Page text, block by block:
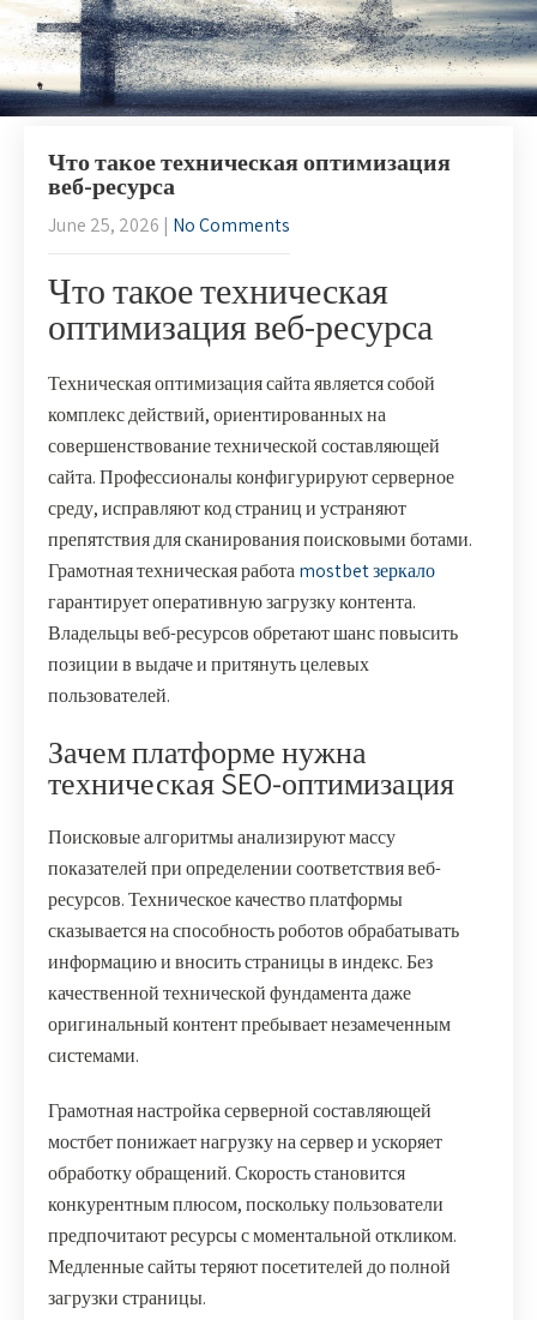
Что такое техническая оптимизация
веб-ресурса
June 25, 2026 | No Comments
Что такое техническая
оптимизация веб-ресурса
Техническая оптимизация сайта является собой
комплекс действий, ориентированных на
совершенствование технической составляющей
сайта. Профессионалы конфигурируют серверное
среду, исправляют код страниц и устраняют
препятствия для сканирования поисковыми ботами.
Грамотная техническая работаmostbet зеркало
гарантирует оперативную загрузку контента.
Владельцы веб-ресурсов обретают шанс повысить
позиции в выдаче и притянуть целевых
пользователей.
Зачем платформе нужна
техническая SEO-оптимизация
Поисковые алгоритмы анализируют массу
показателей при определении соответствия веб-
ресурсов. Техническое качество платформы
сказывается на способность роботов обрабатывать
информацию и вносить страницы в индекс. Без
качественной технической фундамента даже
оригинальный контент пребывает незамеченным
системами.
Грамотная настройка серверной составляющей
мостбет понижает нагрузку на сервер и ускоряет
обработку обращений. Скорость становится
конкурентным плюсом, поскольку пользователи
предпочитают ресурсы с моментальной откликом.
Медленные сайты теряют посетителей до полной
загрузки страницы.